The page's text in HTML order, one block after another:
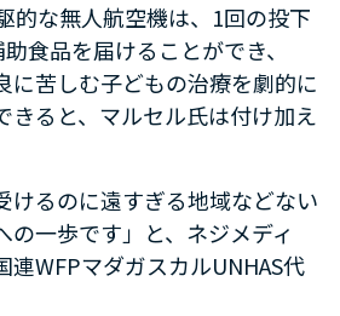
的な無人航空機は、1回の投下
食品を届けることができ、
に苦しむ子どもの治療を劇的に
きると、マルセル氏は付け加え
けるのに遠すぎる地域などない
の一歩です」と、ネジメディ
連WFPマダガスカルUNHAS代